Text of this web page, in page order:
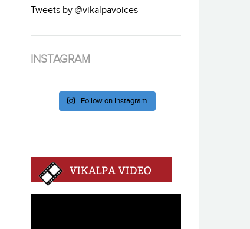
Tweets by @vikalpavoices
INSTAGRAM
Follow on Instagram